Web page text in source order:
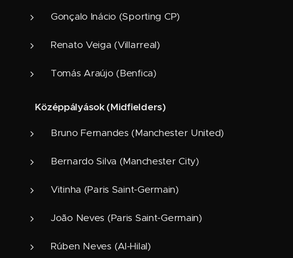
Gonçalo Inácio (Sporting CP)
Renato Veiga (Villarreal)
Tomás Araújo (Benfica)
Középpályások (Midfielders)
Bruno Fernandes (Manchester United)
Bernardo Silva (Manchester City)
Vitinha (Paris Saint-Germain)
João Neves (Paris Saint-Germain)
Rúben Neves (Al-Hilal)